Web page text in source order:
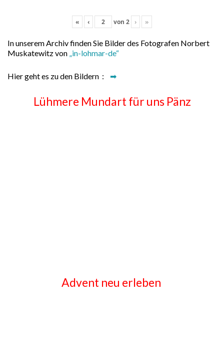
« ‹ von 2 › »
In unserem Archiv finden Sie Bilder des Fotografen Norbert
Muskatewitz von „in-lohmar-de“
Hier geht es zu den Bildern : ➡
Lühmere Mundart für uns Pänz
Advent neu erleben